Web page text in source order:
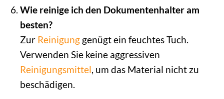
Wie reinige ich den Dokumentenhalter am
besten?
Zur Reinigunggenügt ein feuchtes Tuch.
Verwenden Sie keine aggressiven
Reinigungsmittel , um das Material nicht zu
beschädigen.